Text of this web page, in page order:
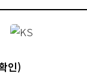
인)